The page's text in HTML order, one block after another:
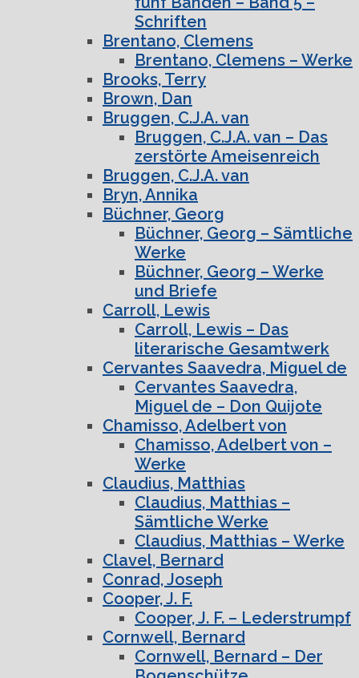
Schriften
Brentano, Clemens
Brentano, Clemens – Werke
Brooks, Terry
Brown, Dan
Bruggen, C.J.A. van
Bruggen, C.J.A. van – Das
zerstörte Ameisenreich
Bruggen, C.J.A. van
Bryn, Annika
Büchner, Georg
Büchner, Georg – Sämtliche
Werke
Büchner, Georg – Werke
und Briefe
Carroll, Lewis
Carroll, Lewis – Das
literarische Gesamtwerk
Cervantes Saavedra, Miguel de
Cervantes Saavedra,
Miguel de – Don Quijote
Chamisso, Adelbert von
Chamisso, Adelbert von –
Werke
Claudius, Matthias
Claudius, Matthias –
Sämtliche Werke
Claudius, Matthias – Werke
Clavel, Bernard
Conrad, Joseph
Cooper, J. F.
Cooper, J. F. – Lederstrumpf
Cornwell, Bernard
Cornwell, Bernard – Der